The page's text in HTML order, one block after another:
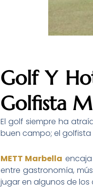
Golf Y
Golfista
El golf siempre ha
buen campo; el
METT Marbella
entre gastronomía,
jugar en algunos de los